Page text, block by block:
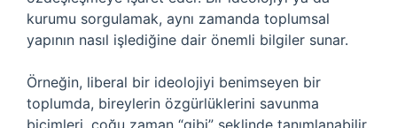
kurumu sorgulamak, aynı zamanda toplumsal
yapının nasıl işlediğine dair önemli bilgiler sunar.
Örneğin, liberal bir ideolojiyi benimseyen bir
toplumda, bireylerin özgürlüklerini savunma
biçimleri, çoğu zaman “gibi” şeklinde tanımlanabilir.